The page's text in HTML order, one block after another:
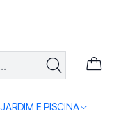
E PISCINA
jardim e bricolage
PANELAS
TITAN